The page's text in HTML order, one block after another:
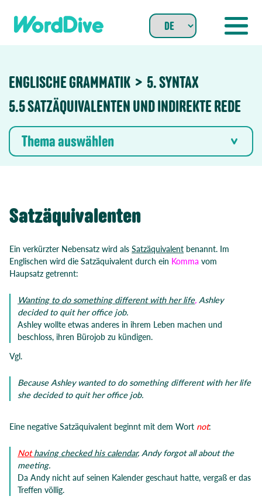
content
ENGLISCHE GRAMMATIK
5. SYNTAX
5.5 SATZÄQUIVALENTEN UND INDIREKTE REDE
Thema auswählen
Satzäquivalenten
Ein verkürzter Nebensatz wird als Satzäquivalent benannt. Im
Englischen wird die Satzäquivalent durch ein Komma vom
Haupsatz getrennt:
Wanting to do something different with her life, Ashley
decided to quit her office job.
Ashley wollte etwas anderes in ihrem Leben machen und
beschloss, ihren Bürojob zu kündigen.
Vgl.
Because Ashley wanted to do something different with her life
she decided to quit her office job.
Eine negative Satzäquivalent beginnt mit dem Wort not:
Nothaving checked his calendar, Andy forgot all about the
meeting.
Da Andy nicht auf seinen Kalender geschaut hatte, vergaß er das
Treffen völlig.